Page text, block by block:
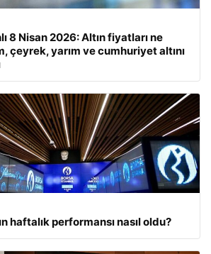
8 Nisan 2026: Altın fiyatları ne
çeyrek, yarım ve cumhuriyet altını
haftalık performansı nasıl oldu?